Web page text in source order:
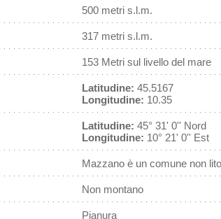
500 metri s.l.m.
317 metri s.l.m.
153 Metri sul livello del mare
Latitudine: 45.5167
Longitudine: 10.35
Latitudine: 45° 31' 0'' Nord
Longitudine: 10° 21' 0'' Est
Mazzano è un comune non
Non montano
Pianura